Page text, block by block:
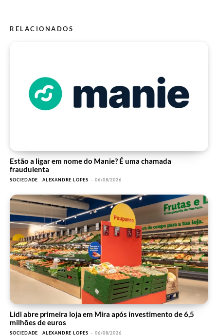
RELACIONADOS
Estão a ligar em nome do Manie? É uma chamada
fraudulenta
SOCIEDADE ALEXANDRE LOPES - 06/08/2026
Lidl abre primeira loja em Mira após investimento de 6,5
milhões de euros
SOCIEDADE ALEXANDRE LOPES - 06/08/2026